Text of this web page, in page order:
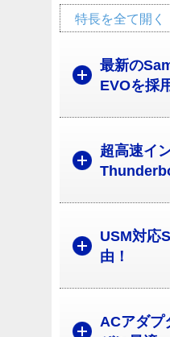
特長を全て開く
最新の
EVOを採
超高速イ
USM対応
由！
ACアダプ